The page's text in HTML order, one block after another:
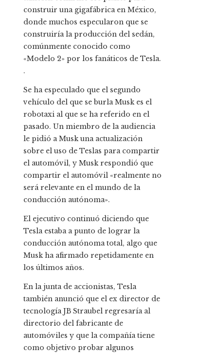
construir una gigafábrica en México,
donde muchos especularon que se
construiría la producción del sedán,
comúnmente conocido como
«Modelo 2» por los fanáticos de Tesla.
.
Se ha especulado que el segundo
vehículo del que se burla Musk es el
robotaxi al que se ha referido en el
pasado. Un miembro de la audiencia
le pidió a Musk una actualización
sobre el uso de Teslas para compartir
el automóvil, y Musk respondió que
compartir el automóvil «realmente no
será relevante en el mundo de la
conducción autónoma».
El ejecutivo continuó diciendo que
Tesla estaba a punto de lograr la
conducción autónoma total, algo que
Musk ha afirmado repetidamente en
los últimos años.
En la junta de accionistas, Tesla
también anunció que el ex director de
tecnología JB Straubel regresaría al
directorio del fabricante de
automóviles y que la compañía tiene
como objetivo probar algunos